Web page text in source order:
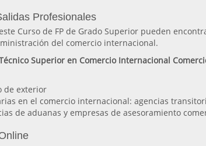
Profesionales
Curso de FP de Grado Superior pueden
del comercio internacional.
Superior en Comercio Internacional
de exterior
en el comercio internacional: agencias
de aduanas y empresas de asesoramiento